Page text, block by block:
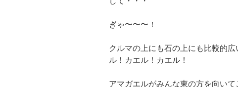
ぎゃ〜〜〜！
クルマの上にも石の上にも比較的
ル！カエル！カエル！
アマガエルがみんな東の方を向いて